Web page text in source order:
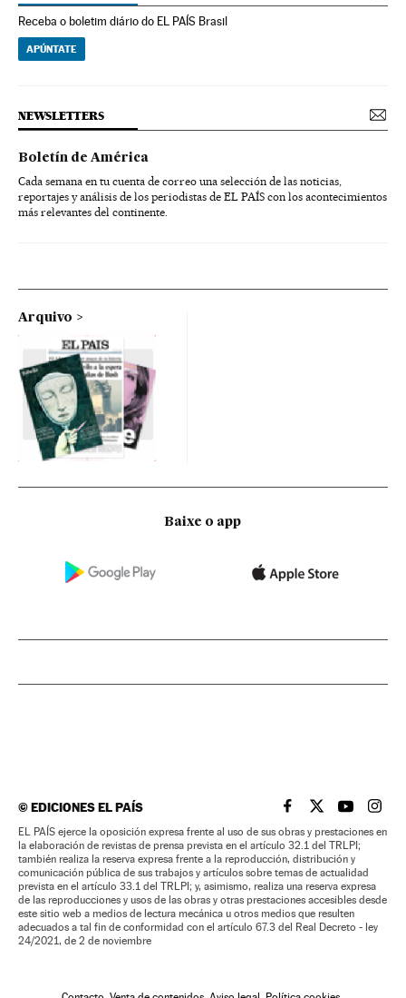
Receba o boletim diário do EL PAÍS Brasil
APÚNTATE
NEWSLETTERS
Boletín de América
Cada semana en tu cuenta de correo una selección de las noticias,
reportajes y análisis de los periodistas de EL PAÍS con los acontecimientos
más relevantes del continente.
Arquivo
Baixe o app
©EDICIONES EL PAÍS EL PAÍS BRASIL EN
EL PAÍSEL PAÍS
EL
EL PAÍS ejerce la oposición expresa frente al uso de sus obras y prestaciones en
la elaboración de revistas de prensa prevista en el artículo 32.1 del TRLPI;
también realiza la reserva expresa frente a la reproducción, distribución y
comunicación pública de sus trabajos y artículos sobre temas de actualidad
prevista en el artículo 33.1 del TRLPI; y, asimismo, realiza una reserva expresa
de las reproducciones y usos de las obras y otras prestaciones accesibles desde
este sitio web a medios de lectura mecánica u otros medios que resulten
adecuados a tal fin de conformidad con el artículo 67.3 del Real Decreto - ley
24/2021, de 2 de noviembre